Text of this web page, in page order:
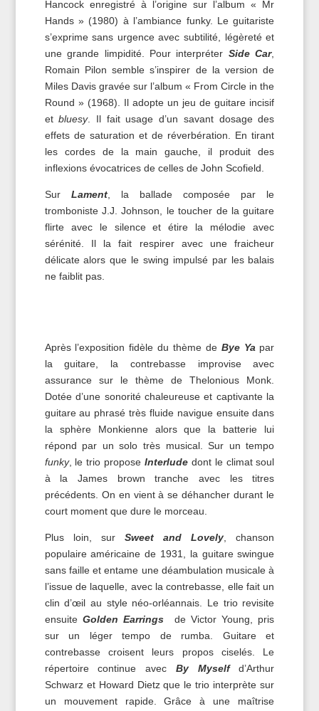
Hancock enregistré à l’origine sur l’album « Mr
Hands » (1980) à l’ambiance funky. Le guitariste
s’exprime sans urgence avec subtilité, légèreté et
une grande limpidité. Pour interpréter Side Car,
Romain Pilon semble s’inspirer de la version de
Miles Davis gravée sur l’album « From Circle in the
Round » (1968). Il adopte un jeu de guitare incisif
etbluesy. Il fait usage d’un savant dosage des
effets de saturation et de réverbération . En tirant
les cordes de la main gauche, il produit des
inflexions évocatrices de celles de John Scofield.
Sur Lament, la ballade composée par le
tromboniste J.J. Johnson, le toucher de la guitare
flirte avec le silence et étire la mélodie avec
sérénité. Il la fait respirer avec une fraicheur
délicate alors que le swing impulsé par les balais
ne faiblit pas.
Après l’exposition fidèle du thème de Bye Ya par
la guitare, la contrebasse improvise avec
assurance sur le thème de Thelonious Monk.
Dotée d’une sonorité chaleureuse et captivante la
guitare au phrasé très fluide navigue ensuite dans
la sphère Monkienne alors que la batterie lui
répond par un solo très musical. Sur un tempo
funky, le trio propose Interlude dont le climat soul
à la James brown tranche avec les titres
précédents. On en vient à se déhancher durant le
court moment que dure le morceau.
Plus loin, sur Sweet and Lovely , chanson
populaire américaine de 1931, la guitare swingue
sans faille et entame une déambulation musicale à
l’issue de laquelle, avec la contrebasse, elle fait un
clin d’œil au style néo-orléannais. Le trio revisite
ensuite Golden Earrings de Victor Young, pris
sur un léger tempo de rumba. Guitare et
contrebasse croisent leurs propos ciselés. Le
répertoire continue avec By Myself
d’Arthur
Schwarz et Howard Dietz que le trio interprète sur
un mouvement rapide. Grâce à une maîtrise